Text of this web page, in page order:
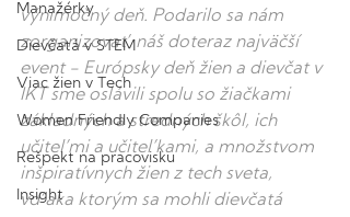
Manažérky
Dievčatá v STEM
Viac žien v Tech
Women Friendly Companies
Rešpekt na pracovisku
Insight
výnimočný deň. Podarilo sa nám
zorganizovať náš doteraz najväčší
event - Európsky deň žien a dievčat v
IKT sme oslávili spolu so žiačkami
základných a stredných škôl, ich
učiteľmi a učiteľkami, a množstvom
inšpiratívnych žien z tech sveta,
vďaka ktorým sa mohli dievčatá